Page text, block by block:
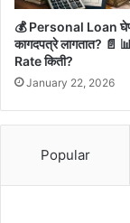
💰 Personal Loan
कागदपत्रे लागतात? 📄
Rate किती?
January 22, 2026
Popular